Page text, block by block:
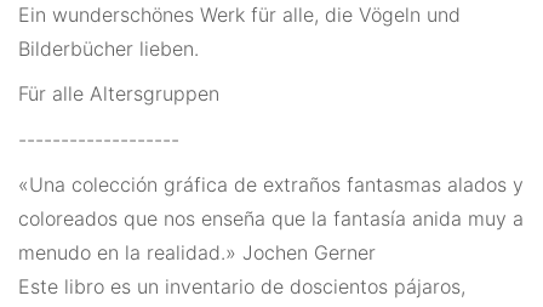
Ein wunderschönes Werk für alle, die Vögeln und
Bilderbücher lieben.
Für alle Altersgruppen
-------------------
«Una colección gráfica de extraños fantasmas alados y
coloreados que nos enseña que la fantasía anida muy a
menudo en la realidad.» Jochen Gerner
Este libro es un inventario de doscientos pájaros,